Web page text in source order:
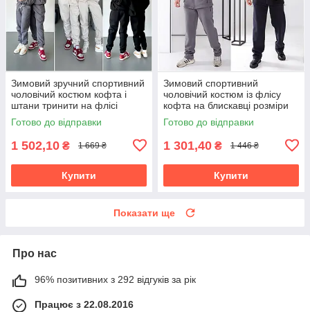
Зимовий зручний спортивний
чоловічий костюм кофта і
штани тринити на флісі
розміри батал
Готово до відправки
1 502,10 ₴ 1 669 ₴
Купити
Зимовий спортивний
чоловічий костюм із флісу
кофта на блискавці розміри
батал
Готово до відправки
1 301,40 ₴ 1 446 ₴
Купити
Показати ще
Про нас
96% позитивних з 292 відгуків за рік
Працює з 22.08.2016